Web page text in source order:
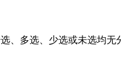
、多选、少选或未选均无